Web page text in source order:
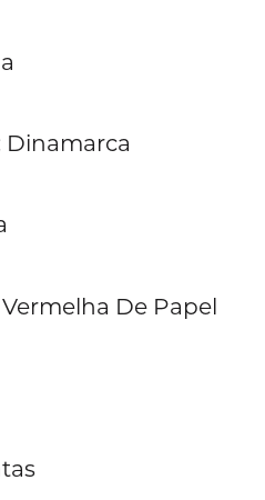
Dinamarca
De Papel